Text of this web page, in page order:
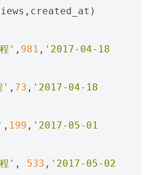
, created_at )
' , 981 , '2017-04-18
' , 73 , '2017-04-18
, 199 , '2017-05-01
' , 533 , '2017-05-02